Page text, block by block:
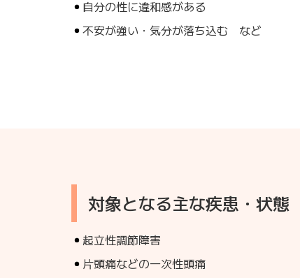
自分の性に違和感がある
不安が強い・気分が落ち込む など
対象となる主な疾患・状態
起立性調節障害
片頭痛などの一次性頭痛